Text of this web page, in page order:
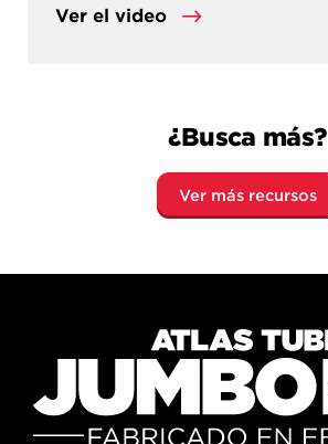
Ver el video
¿Busca más?
Ver más recursos